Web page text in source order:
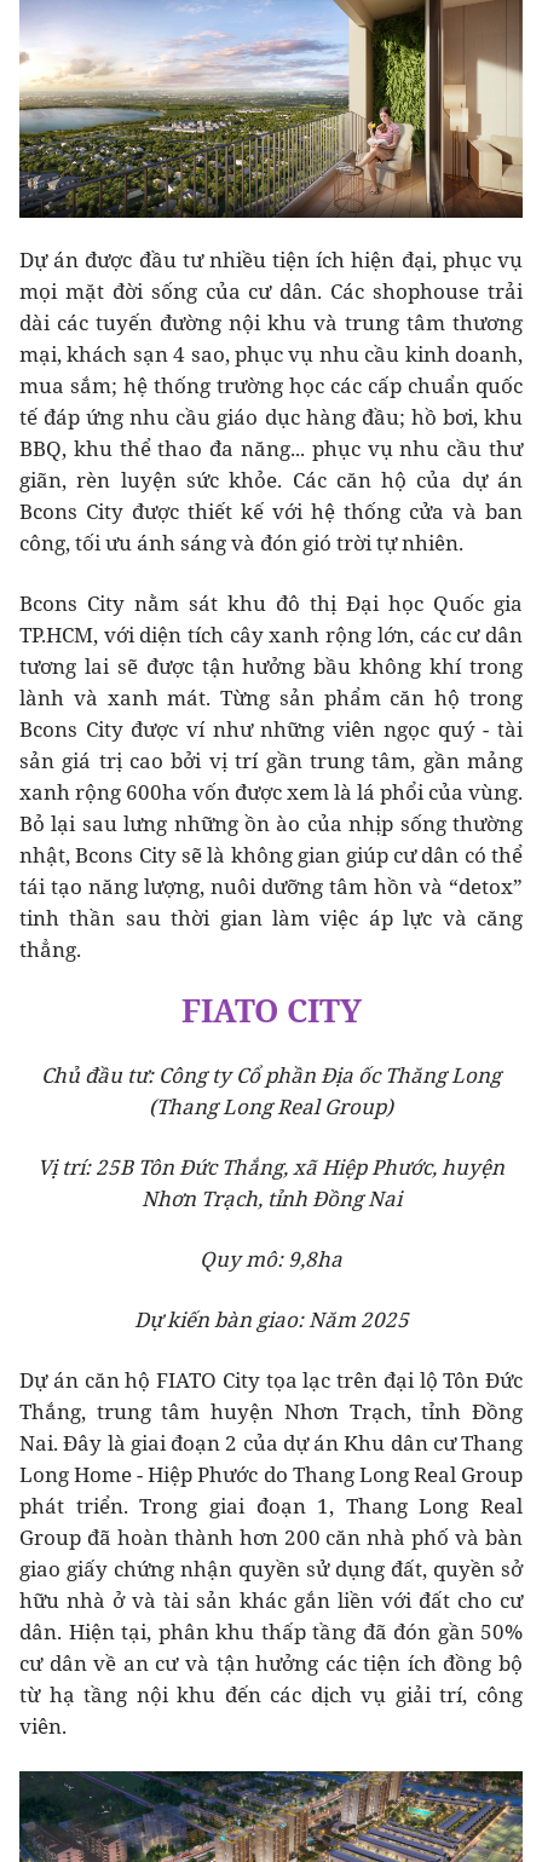
Dự án được đầu tư nhiều tiện ích hiện đại, phục vụ
mọi mặt đời sống của cư dân. Các shophouse trải
dài các tuyến đường nội khu và trung tâm thương
mại, khách sạn 4 sao, phục vụ nhu cầu kinh doanh,
mua sắm; hệ thống trường học các cấp chuẩn quốc
tế đáp ứng nhu cầu giáo dục hàng đầu; hồ bơi, khu
BBQ, khu thể thao đa năng... phục vụ nhu cầu thư
giãn, rèn luyện sức khỏe. Các căn hộ của dự án
Bcons City được thiết kế với hệ thống cửa và ban
công, tối ưu ánh sáng và đón gió trời tự nhiên.
Bcons City nằm sát khu đô thị Đại học Quốc gia
TP.HCM, với diện tích cây xanh rộng lớn, các cư dân
tương lai sẽ được tận hưởng bầu không khí trong
lành và xanh mát. Từng sản phẩm căn hộ trong
Bcons City được ví như những viên ngọc quý - tài
sản giá trị cao bởi vị trí gần trung tâm, gần mảng
xanh rộng 600ha vốn được xem là lá phổi của vùng.
Bỏ lại sau lưng những ồn ào của nhịp sống thường
nhật, Bcons City sẽ là không gian giúp cư dân có thể
tái tạo năng lượng, nuôi dưỡng tâm hồn và “detox”
tinh thần sau thời gian làm việc áp lực và căng
thẳng.
FIATO CITY
Chủ đầu tư: Công ty Cổ phần Địa ốc Thăng Long
(Thang Long Real Group)
Vị trí: 25B Tôn Đức Thắng, xã Hiệp Phước, huyện
Nhơn Trạch, tỉnh Đồng Nai
Quy mô: 9,8ha
Dự kiến bàn giao: Năm 2025
Dự án căn hộ FIATO City tọa lạc trên đại lộ Tôn Đức
Thắng, trung tâm huyện Nhơn Trạch, tỉnh Đồng
Nai. Đây là giai đoạn 2 của dự án Khu dân cư Thang
Long Home - Hiệp Phước do Thang Long Real Group
phát triển. Trong giai đoạn 1, Thang Long Real
Group đã hoàn thành hơn 200 căn nhà phố và bàn
giao giấy chứng nhận quyền sử dụng đất, quyền sở
hữu nhà ở và tài sản khác gắn liền với đất cho cư
dân. Hiện tại, phân khu thấp tầng đã đón gần 50%
cư dân về an cư và tận hưởng các tiện ích đồng bộ
từ hạ tầng nội khu đến các dịch vụ giải trí, công
viên.